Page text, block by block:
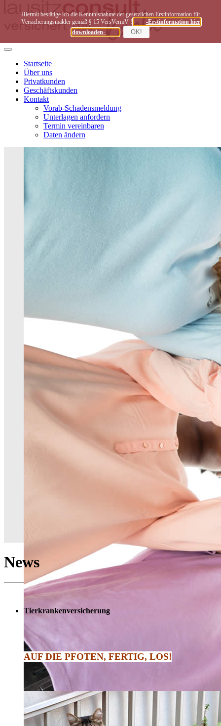
Hiermit bestätige ich die Kenntnisnahme der gesetzlichen Erstinformation für
Versicherungsmakler gemäß § 15 VersVermV !
-Erstinformation hier
downloaden-
OK!
Toggle
navigationStartseite
Über uns
Privatkunden
Geschäftskunden
Kontakt
Vorab-Schadensmeldung
Unterlagen anfordern
Termin vereinbaren
Daten ändern
News
Tierkrankenversicherung
AUF DIE PFOTEN, FERTIG, LOS!